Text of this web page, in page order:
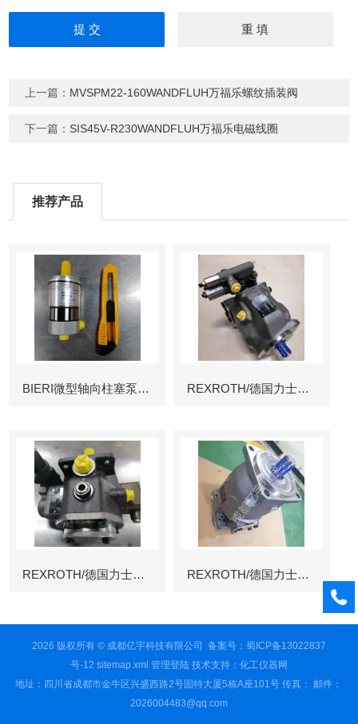
上一篇： MVSPM22-160WANDFLUH万福乐螺纹插装阀
下一篇： SIS45V-R230WANDFLUH万福乐电磁线圈
推荐产品
BIERI微型轴向柱塞泵AKP REXROTH/德国力士乐叶片泵
REXROTH/德国力士乐叶片泵 REXROTH/德国力士乐变量柱塞泵冶金
2026 版权所有 © 成都亿宇科技有限公司 备案号：蜀ICP备13022837
号-12 sitemap.xml 管理登陆技术支持： 化工仪器网
地址：四川省成都市金牛区兴盛西路2号固特大厦5栋A座101号 传真： 邮件：
2026004483@qq.com